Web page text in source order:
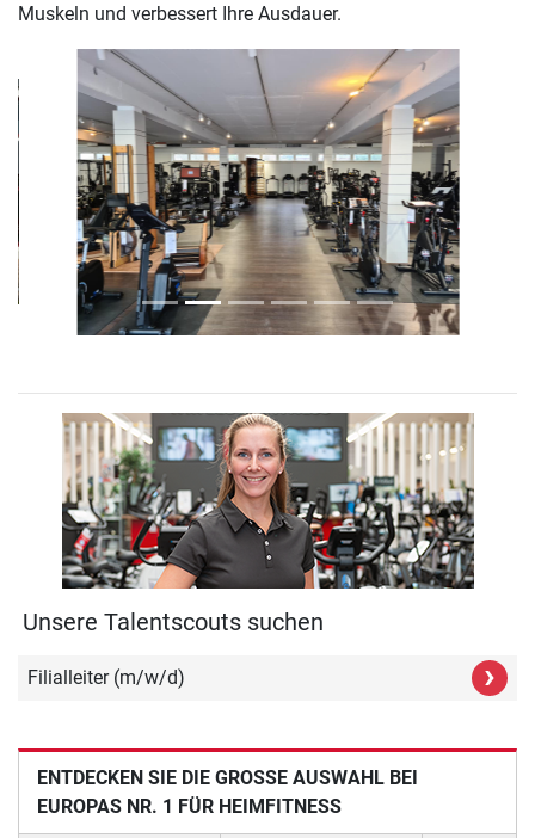
Muskeln und verbessert Ihre Ausdauer.
Previous
Unsere Talentscouts suchen
Filialleiter (m/w/d) ›
ENTDECKEN SIE DIE GROSSE AUSWAHL BEI E
UROPAS NR. 1 FÜR HEIMFITNESS